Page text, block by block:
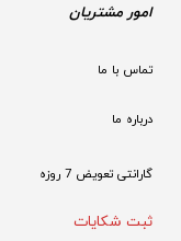
امور مشتریان
تماس با ما
درباره ما
گارانتی تعویض 7 روزه
ثبت شکایات